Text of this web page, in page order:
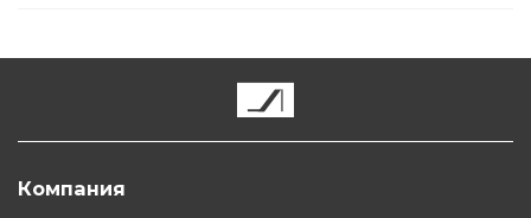
Компания